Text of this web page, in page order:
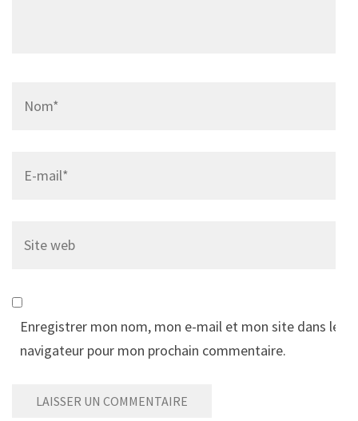
web
Enregistrer mon nom, mon e-mail et mon site dans le
navigateur pour mon prochain commentaire.